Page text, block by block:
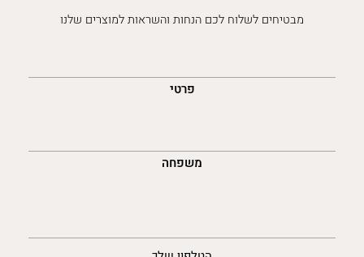
מבטיחים לשלוח לכם הנחות והשראות למוצרים שלנו
פרטי
משפחה